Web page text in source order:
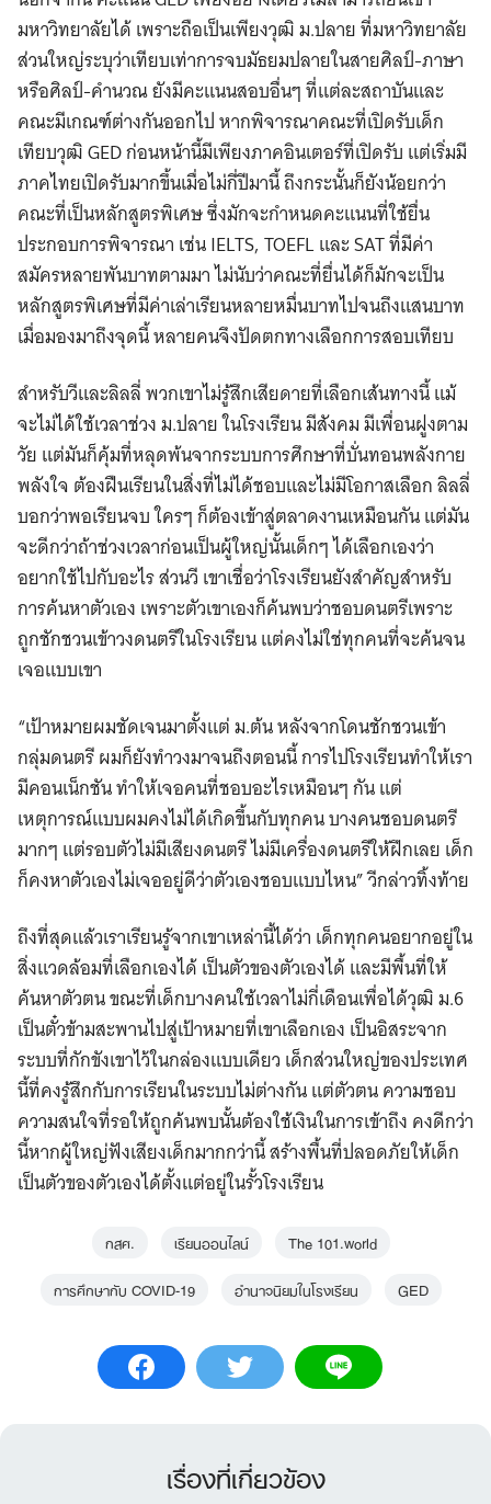
Search
for:
มหาวิทยาลัยได้ เพราะถือเป็นเพียงวุฒิ ม.ปลาย ที่มหาวิทยาลัย
ส่วนใหญ่ระบุว่าเทียบเท่าการจบมัธยมปลายในสายศิลป์-ภาษา
หรือศิลป์-คำนวณ ยังมีคะแนนสอบอื่นๆ ที่แต่ละสถาบันและ
คณะมีเกณฑ์ต่างกันออกไป หากพิจารณาคณะที่เปิดรับเด็ก
เทียบวุฒิ GED ก่อนหน้านี้มีเพียงภาคอินเตอร์ที่เปิดรับ แต่เริ่มมี
ภาคไทยเปิดรับมากขึ้นเมื่อไม่กี่ปีมานี้ ถึงกระนั้นก็ยังน้อยกว่า
คณะที่เป็นหลักสูตรพิเศษ ซึ่งมักจะกำหนดคะแนนที่ใช้ยื่น
ประกอบการพิจารณา เช่น IELTS, TOEFL และ SAT ที่มีค่า
สมัครหลายพันบาทตามมา ไม่นับว่าคณะที่ยื่นได้ก็มักจะเป็น
หลักสูตรพิเศษที่มีค่าเล่าเรียนหลายหมื่นบาทไปจนถึงแสนบาท
เมื่อมองมาถึงจุดนี้ หลายคนจึงปัดตกทางเลือกการสอบเทียบ
สำหรับวีและลิลลี่ พวกเขาไม่รู้สึกเสียดายที่เลือกเส้นทางนี้ แม้
จะไม่ได้ใช้เวลาช่วง ม.ปลาย ในโรงเรียน มีสังคม มีเพื่อนฝูงตาม
วัย แต่มันก็คุ้มที่หลุดพ้นจากระบบการศึกษาที่บั่นทอนพลังกาย
พลังใจ ต้องฝืนเรียนในสิ่งที่ไม่ได้ชอบและไม่มีโอกาสเลือก ลิลลี่
บอกว่าพอเรียนจบ ใครๆ ก็ต้องเข้าสู่ตลาดงานเหมือนกัน แต่มัน
จะดีกว่าถ้าช่วงเวลาก่อนเป็นผู้ใหญ่นั้นเด็กๆ ได้เลือกเองว่า
อยากใช้ไปกับอะไร ส่วนวี เขาเชื่อว่าโรงเรียนยังสำคัญสำหรับ
การค้นหาตัวเอง เพราะตัวเขาเองก็ค้นพบว่าชอบดนตรีเพราะ
ถูกชักชวนเข้าวงดนตรีในโรงเรียน แต่คงไม่ใช่ทุกคนที่จะค้นจน
เจอแบบเขา
“เป้าหมายผมชัดเจนมาตั้งแต่ ม.ต้น หลังจากโดนชักชวนเข้า
กลุ่มดนตรี ผมก็ยังทำวงมาจนถึงตอนนี้ การไปโรงเรียนทำให้เรา
มีคอนเน็กชัน ทำให้เจอคนที่ชอบอะไรเหมือนๆ กัน แต่
เหตุการณ์แบบผมคงไม่ได้เกิดขึ้นกับทุกคน บางคนชอบดนตรี
มากๆ แต่รอบตัวไม่มีเสียงดนตรี ไม่มีเครื่องดนตรีให้ฝึกเลย เด็ก
ก็คงหาตัวเองไม่เจออยู่ดีว่าตัวเองชอบแบบไหน” วีกล่าวทิ้งท้าย
ถึงที่สุดแล้วเราเรียนรู้จากเขาเหล่านี้ได้ว่า เด็กทุกคนอยากอยู่ใน
สิ่งแวดล้อมที่เลือกเองได้ เป็นตัวของตัวเองได้ และมีพื้นที่ให้
ค้นหาตัวตน ขณะที่เด็กบางคนใช้เวลาไม่กี่เดือนเพื่อได้วุฒิ ม.6
เป็นตั๋วข้ามสะพานไปสู่เป้าหมายที่เขาเลือกเอง เป็นอิสระจาก
ระบบที่กักขังเขาไว้ในกล่องแบบเดียว เด็กส่วนใหญ่ของประเทศ
นี้ที่คงรู้สึกกับการเรียนในระบบไม่ต่างกัน แต่ตัวตน ความชอบ
ความสนใจที่รอให้ถูกค้นพบนั้นต้องใช้เงินในการเข้าถึง คงดีกว่า
นี้หากผู้ใหญ่ฟังเสียงเด็กมากกว่านี้ สร้างพื้นที่ปลอดภัยให้เด็ก
เป็นตัวของตัวเองได้ตั้งแต่อยู่ในรั้วโรงเรียน
กสศ. เรียนออนไลน์
The 101.world
การศึกษากับ COVID-19
อำนาจนิยมในโรงเรียน GED
เรื่องที่เกี่ยวข้อง